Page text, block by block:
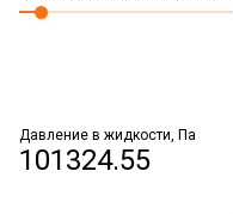
Давление в жидкости, Па
101324.55